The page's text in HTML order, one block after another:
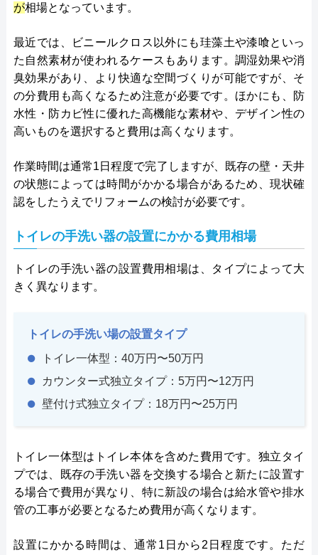
が相場となっています。
最近では、ビニールクロス以外にも珪藻土や漆喰といっ
た自然素材が使われるケースもあります。調湿効果や消
臭効果があり、より快適な空間づくりが可能ですが、そ
の分費用も高くなるため注意が必要です。ほかにも、防
水性・防カビ性に優れた高機能な素材や、デザイン性の
高いものを選択すると費用は高くなります。
作業時間は通常1日程度で完了しますが、既存の壁・天井
の状態によっては時間がかかる場合があるため、現状確
認をしたうえでリフォームの検討が必要です。
トイレの手洗い器の設置にかかる費用相場
トイレの手洗い器の設置費用相場は、タイプによって大
きく異なります。
トイレの手洗い場の設置タイプ
トイレ一体型：40万円〜50万円
カウンター式独立タイプ：5万円〜12万円
壁付け式独立タイプ：18万円〜25万円
トイレ一体型はトイレ本体を含めた費用です。独立タイ
プでは、既存の手洗い器を交換する場合と新たに設置す
る場合で費用が異なり、特に新設の場合は給水管や排水
管の工事が必要となるため費用が高くなります。
設置にかかる時間は、通常1日から2日程度です。ただ